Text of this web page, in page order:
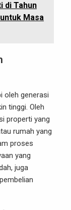
di Tahun
Masa
oleh generasi
tinggi. Oleh
properti yang
rumah yang
proses
yang
juga